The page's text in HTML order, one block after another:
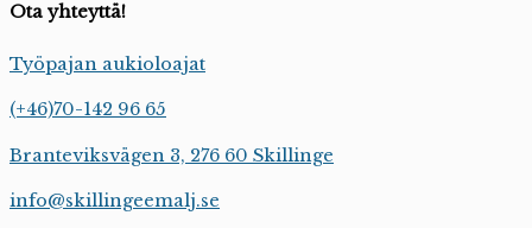
Ota yhteyttä!
Työpajan aukioloajat
(+46)70-142 96 65
Branteviksvägen 3, 276 60 Skillinge
info@skillingeemalj.se